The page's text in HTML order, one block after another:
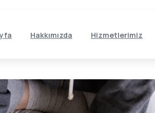
Hakkımızda Hizmetlerimiz